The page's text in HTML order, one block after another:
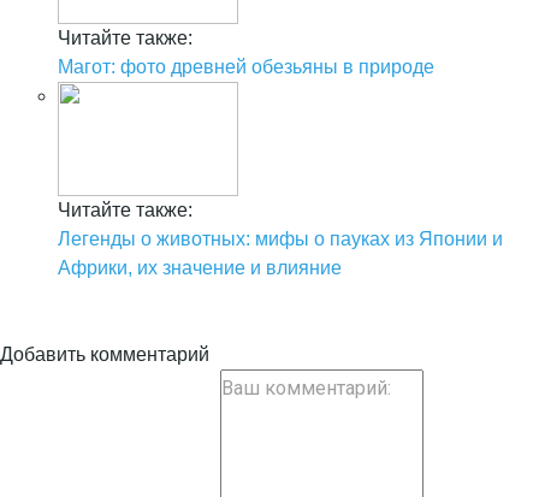
Читайте также:
Магот: фото древней обезьяны в природе
Читайте также:
Легенды о животных: мифы о пауках из Японии и
Африки, их значение и влияние
Добавить комментарий